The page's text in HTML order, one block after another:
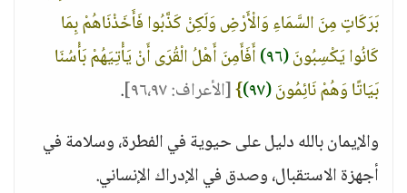
بَرَكَاتٍ مِنَ السَّمَاءِ وَالْأَرْضِ وَلَكِنْ كَذَّبُوا فَأَخَذْنَاهُمْ بِمَا
كَانُوا يَكْسِبُونَ(٩٦)
أَفَأَمِنَ أَهْلُ الْقُرَى أَنْ يَأْتِيَهُمْ بَأْسُنَا
بَيَاتًا وَهُمْ نَائِمُونَ(٩٧) }[الأعراف: ٩٦،٩٧]
.
والإيمان بالله دليل على حيوية في الفطرة، وسلامة في
أجهزة الاستقبال، وصدق في الإدراك الإنساني.